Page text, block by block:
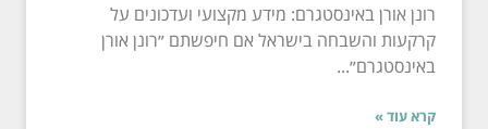
רונן אורן באינסטגרם: מידע מקצועי ועדכונים על
קרקעות והשבחה בישראל אם חיפשתם ״רונן אורן
באינסטגרם״...
קרא עוד »